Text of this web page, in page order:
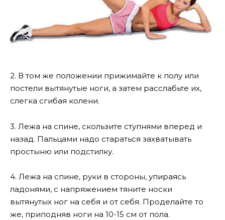
2. В том же положении прижимайте к полу или
постели вытянутые ноги, а затем расслабьте их,
слегка сгибая колени.
3. Лежа на спине, скользите ступнями вперед и
назад. Пальцами надо стараться захватывать
простыню или подстилку.
4. Лежа на спине, руки в стороны, упираясь
ладонями, с напряжением тяните носки
вытянутых ног на себя и от себя. Проделайте то
же, приподняв ноги на 10-15 см от пола.